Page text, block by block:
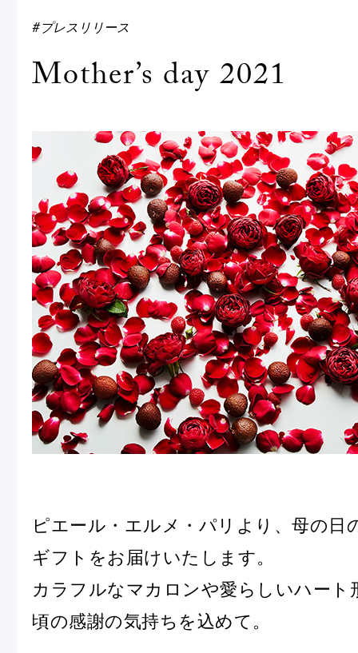
d'Anniversaire
焼き菓子
voyage
紅茶
Thés
贈
アイス
Glaces
冷
季節の商品
Produits de saison
SUMMER GIFT 2026
Macarons
#プレスリリース
Mother’s day 2021
ピエール・エルメ・パリより、母の日
ギフトをお届けいたします。
カラフルなマカロンや愛らしいハート
頃の感謝の気持ちを込めて。